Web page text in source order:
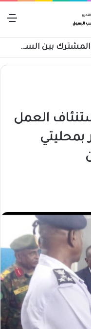
الشعبي يرحب بإتفاق الدفاع المشترك بين السعودية وتركيا وباكستان
العمل